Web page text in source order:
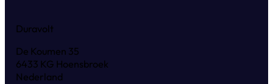
Duravolt
De Koumen 35
6433 KG Hoensbroek
Nederland